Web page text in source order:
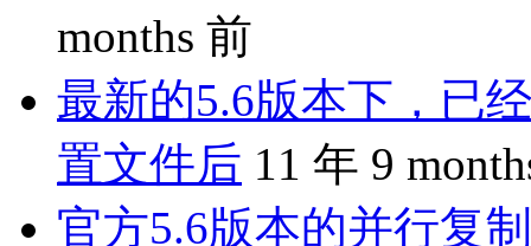
months 前
最新的5.6版本下，已
置文件后 11 年 9
官方5.6版本的并行复